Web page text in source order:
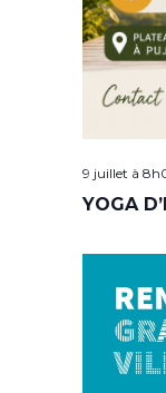
9 juillet à
YOGA